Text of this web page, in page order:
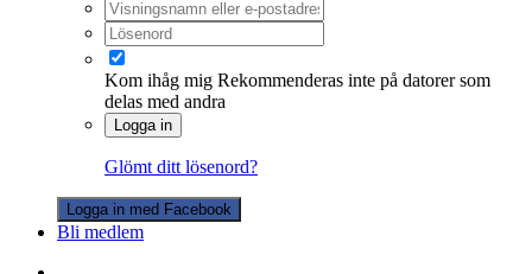
Kom ihåg mig Rekommenderas inte på datorer som
delas med andra
Logga in
Glömt ditt lösenord?
Logga in med Facebook
Bli medlem